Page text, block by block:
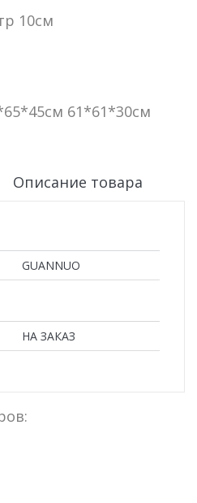
10см
61*61*30см
Описание товара
GUANNUO
НА ЗАКАЗ